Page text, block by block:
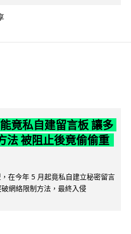
竟私自建留言板 讓多
法 被阻止後竟偷偷重
在今年 5 月起竟私自建立秘密留言
網絡限制方法，最終入侵